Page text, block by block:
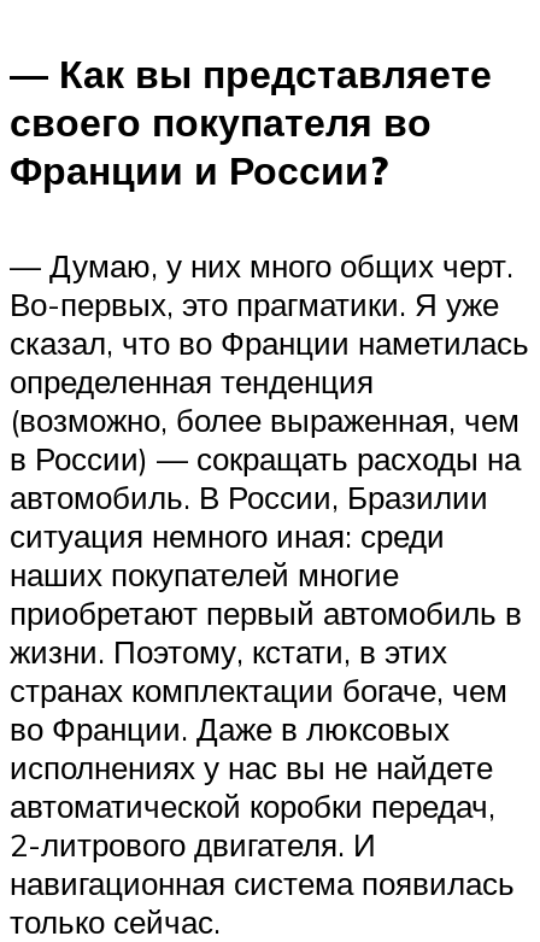
— Как вы представляете
своего покупателя во
Франции и России?
— Думаю, у них много общих черт.
Во-первых, это прагматики. Я уже
сказал, что во Франции наметилась
определенная тенденция
(возможно, более выраженная, чем
в России) — сокращать расходы на
автомобиль. В России, Бразилии
ситуация немного иная: среди
наших покупателей многие
приобретают первый автомобиль в
жизни. Поэтому, кстати, в этих
странах комплектации богаче, чем
во Франции. Даже в люксовых
исполнениях у нас вы не найдете
автоматической коробки передач,
2-литрового двигателя. И
навигационная система появилась
только сейчас.